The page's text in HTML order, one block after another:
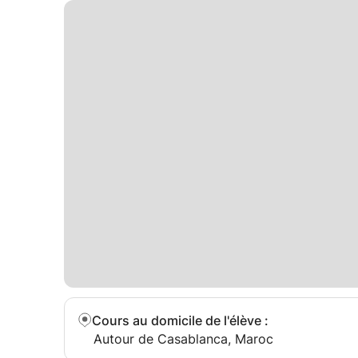
Cours au domicile de l'élève :
Autour de Casablanca, Maroc